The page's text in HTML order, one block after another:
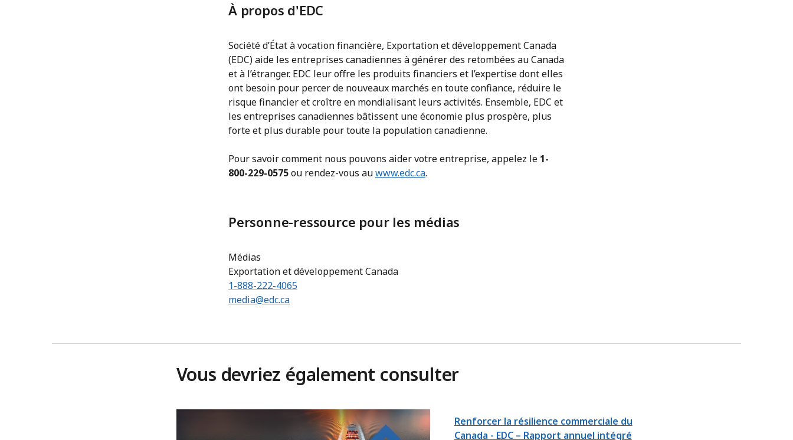
À propos d'EDC
Société d’État à vocation financière, Exportation et développement Canada
(EDC) aide les entreprises canadiennes à générer des retombées au Canada
et à l’étranger. EDC leur offre les produits financiers et l’expertise dont elles
ont besoin pour percer de nouveaux marchés en toute confiance, réduire le
risque financier et croître en mondialisant leurs activités. Ensemble, EDC et
les entreprises canadiennes bâtissent une économie plus prospère, plus
forte et plus durable pour toute la population canadienne.
Pour savoir comment nous pouvons aider votre entreprise, appelez le 1-
800-229-0575ou rendez-vous auwww.edc.ca.
Personne-ressource pour les médias
Médias
Exportation et développement Canada
1-888-222-4065
media@edc.ca
Vous devriez également consulter
Renforcer la résilience commerciale du
Canada - EDC – Rapport annuel intégré